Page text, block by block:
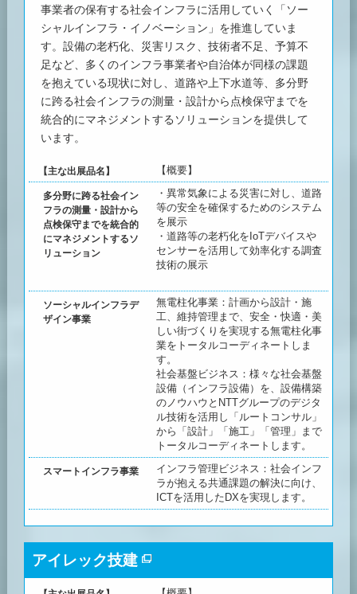
事業者の保有する社会インフラに活用していく「ソー
シャルインフラ・イノベーション」を推進していま
す。設備の老朽化、災害リスク、技術者不足、予算不
足など、多くのインフラ事業者や自治体が同様の課題
を抱えている現状に対し、道路や上下水道等、多分野
に跨る社会インフラの測量・設計から点検保守までを
統合的にマネジメントするソリューションを提供して
います。
【主な出展品名】 【概要】
多分野に跨る社会イン
フラの測量・設計から
点検保守までを統合的
にマネジメントするソ
リューション
・異常気象による災害に対し、道路
等の安全を確保するためのシステム
を展示
・道路等の老朽化をIoTデバイスや
センサーを活用して効率化する調査
技術の展示
ソーシャルインフラデ
ザイン事業
無電柱化事業：計画から設計・施
工、維持管理まで、安全・快適・美
しい街づくりを実現する無電柱化事
業をトータルコーディネートしま
す。
社会基盤ビジネス：様々な社会基盤
設備（インフラ設備）を、設備構築
のノウハウとNTTグループのデジタ
ル技術を活用し「ルートコンサル」
から「設計」「施工」「管理」まで
トータルコーディネートします。
スマートインフラ事業
インフラ管理ビジネス：社会インフ
ラが抱える共通課題の解決に向け、
ICTを活用したDXを実現します。
アイレック技建